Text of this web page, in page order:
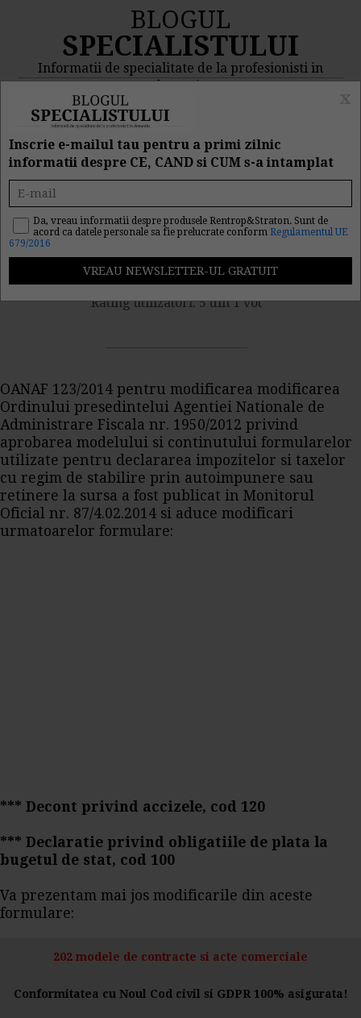
BLOGUL
SPECIALISTULUI
Informatii de specialitate de la profesionisti in
domeniu
MENIU
Atentie la formularul 100
si formularul 120!
Nr. vizualizari: 1872
Rating utilizatori: 5 din 1 vot
OANAF 123/2014 pentru modificarea modificarea
Ordinului presedintelui Agentiei Nationale de
Administrare Fiscala nr. 1950/2012 privind
aprobarea modelului si continutului formularelor
utilizate pentru declararea impozitelor si taxelor
cu regim de stabilire prin autoimpunere sau
retinere la sursa a fost publicat in Monitorul
Oficial nr. 87/4.02.2014 si aduce modificari
urmatoarelor formulare:
*** Decont privind accizele, cod 120
*** Declaratie privind obligatiile de plata la
bugetul de stat, cod 100
Va prezentam mai jos modificarile din aceste
formulare:
202 modele de contracte si acte comerciale
Conformitatea cu Noul Cod civil si GDPR 100% asigurata!
Inscrie e-mailul tau pentru a primi zilnic
informatii despre CE, CAND si CUM s-a intamplat
Da, vreau informatii despre produsele Rentrop&Straton. Sunt de
acord ca datele personale sa fie prelucrate conform Regulamentul UE
679/2016